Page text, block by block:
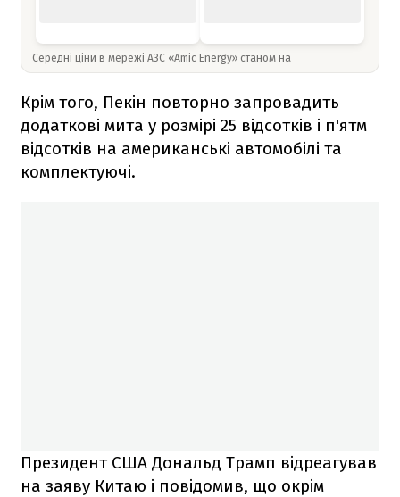
Середні ціни в мережі АЗС «Amic Energy» станом на
Крім того, Пекін повторно запровадить
додаткові мита у розмірі 25 відсотків і п'ятм
відсотків на американські автомобілі та
комплектуючі.
Президент США Дональд Трамп відреагував
на заяву Китаю і повідомив, що окрім